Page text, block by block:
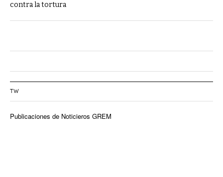
contra la tortura
TW
Publicaciones de Noticieros GREM